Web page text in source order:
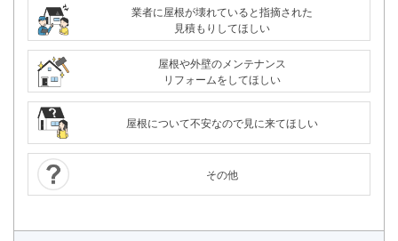
24時間365日対応
業者に屋根が壊れていると指摘された
見積もりしてほしい
屋根や外壁のメンテナンス
リフォームをしてほしい
屋根について不安なので見に来てほしい
その他